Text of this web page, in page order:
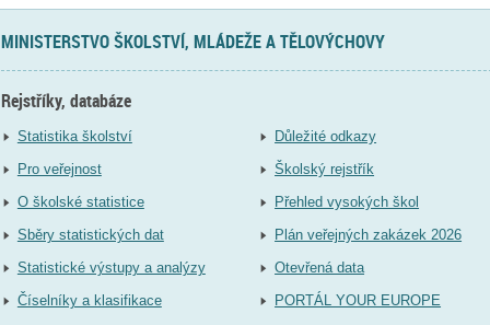
MINISTERSTVO ŠKOLSTVÍ, MLÁDEŽE A TĚLOVÝCHOVY
Rejstříky, databáze
Statistika školství
Pro veřejnost
O školské statistice
Sběry statistických dat
Statistické výstupy a analýzy
Číselníky a klasifikace
Důležité odkazy
Školský rejstřík
Přehled vysokých škol
Plán veřejných zakázek 2026
Otevřená data
PORTÁL YOUR EUROPE